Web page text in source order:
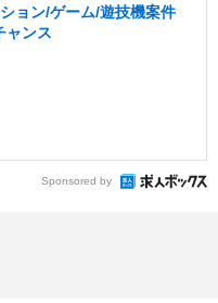
ョン/ゲーム/遊技機案件
ャンス
Sponsored by